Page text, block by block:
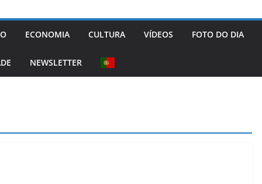
ECONOMIA CULTURA VÍDEOS FOTO DO DIA
NEWSLETTER